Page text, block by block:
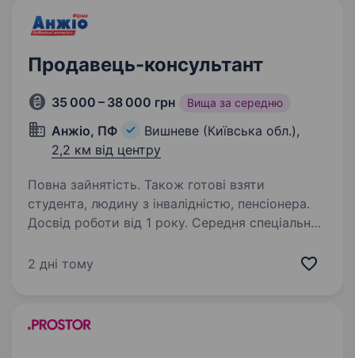
Продавець-консультант
35 000 – 38 000 грн Вища за середню
Анжіо, ПФ
Вишневе (Київська обл.),
2,2 км від центру
Повна зайнятість. Також готові взяти
студента, людину з інвалідністю, пенсіонера.
Досвід роботи від 1 року. Середня спеціальна
магазинів будівельних матеріалів) Освіта:
Соц. пакет. Графік роботи: повна зайнятість,
2 дні тому